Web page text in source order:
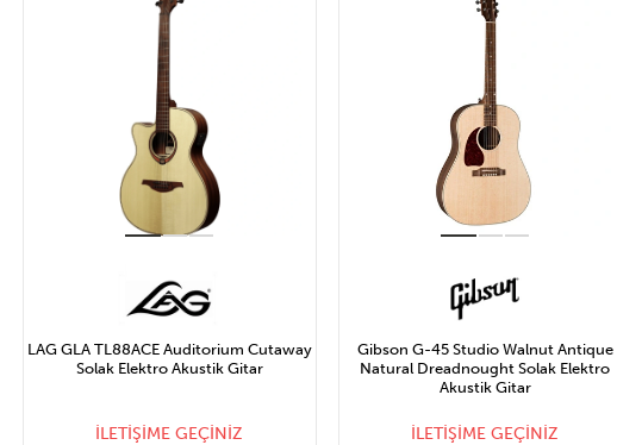
LAG GLA TL88ACE Auditorium Cutaway
Solak Elektro Akustik Gitar
İLETİŞİME GEÇİNİZ
Gibson G-45 Studio Walnut Antique
Natural Dreadnought Solak Elektro
Akustik Gitar
İLETİŞİME GEÇİNİZ